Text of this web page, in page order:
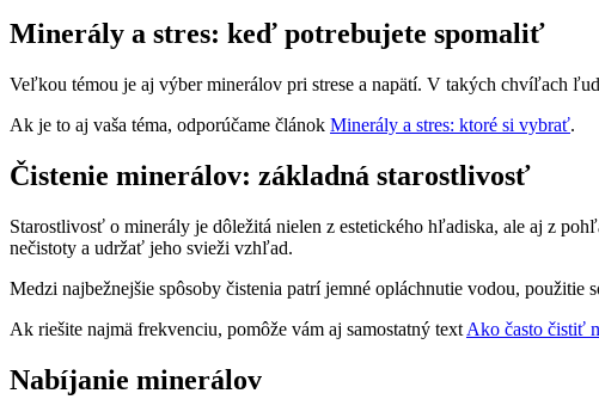
Minerály a stres: keď potrebujete spomaliť
Veľkou témou je aj výber minerálov pri strese a napätí. V takých chvíľach
Ak je to aj vaša téma, odporúčame článok Minerály a stres: ktoré si vybrať.
Čistenie minerálov: základná starostlivosť
Starostlivosť o minerály je dôležitá nielen z estetického hľadiska, ale aj z
nečistoty a udržať jeho svieži vzhľad.
Medzi najbežnejšie spôsoby čistenia patrí jemné opláchnutie vodou,
Ak riešite najmä frekvenciu, pomôže vám aj samostatný text Ako často čistiť
Nabíjanie minerálov